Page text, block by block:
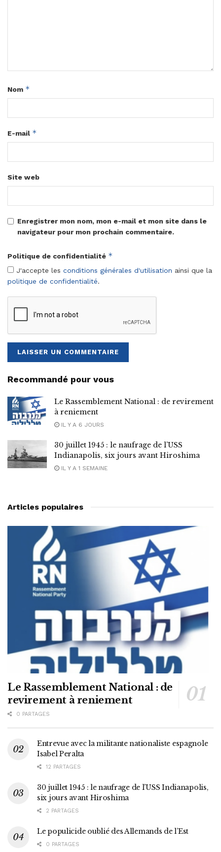
Nom *
E-mail *
Site web
Enregistrer mon nom, mon e-mail et mon site dans le
navigateur pour mon prochain commentaire.
Politique de confidentialité *
J'accepte les conditions générales d'utilisation ainsi que la
politique de confidentialité.
Recommandé pour vous
Le Rassemblement National : de revirement
à reniement
IL Y A 6 JOURS
30 juillet 1945 : le naufrage de l’USS
Indianapolis, six jours avant Hiroshima
IL Y A 1 SEMAINE
Articles populaires
Le Rassemblement National : de
revirement à reniement
0 PARTAGES
Entrevue avec la militante nationaliste espagnole
Isabel Peralta
12 PARTAGES
30 juillet 1945 : le naufrage de l’USS Indianapolis,
six jours avant Hiroshima
2 PARTAGES
Le populicide oublié des Allemands de l’Est
0 PARTAGES